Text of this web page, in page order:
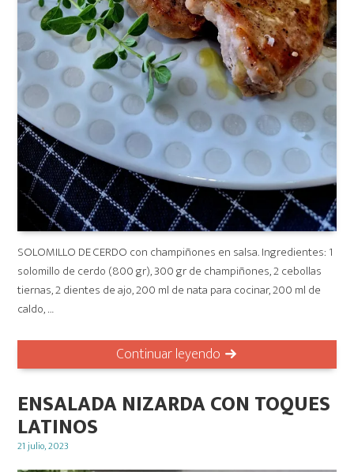
SOLOMILLO DE CERDO con champiñones en salsa. Ingredientes: 1
solomillo de cerdo (800 gr), 300 gr de champiñones, 2 cebollas
tiernas, 2 dientes de ajo, 200 ml de nata para cocinar, 200 ml de
caldo, …
Continuar leyendo
ENSALADA NIZARDA CON TOQUES
LATINOS
Posted
21 julio, 2023